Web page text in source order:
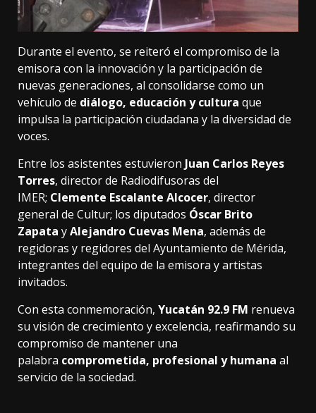
Durante el evento, se reiteró el compromiso de la
emisora con la innovación y la participación de
nuevas generaciones, al consolidarse como un
vehículo de diálogo, educación y cultura que
impulsa la participación ciudadana y la diversidad de
voces.
Entre los asistentes estuvieron Juan Carlos Reyes
Torres, director de Radiodifusoras del
IMER; Clemente Escalante Alcocer, director
general de Cultur; los diputados Óscar Brito
Zapata yAlejandro Cuevas Mena, además de
regidoras y regidores del Ayuntamiento de Mérida,
integrantes del equipo de la emisora y artistas
invitados.
Con esta conmemoración, Yucatán 92.9 FM renueva
su visión de crecimiento y excelencia, reafirmando su
compromiso de mantener una
palabra comprometida, profesional y humana al
servicio de la sociedad.